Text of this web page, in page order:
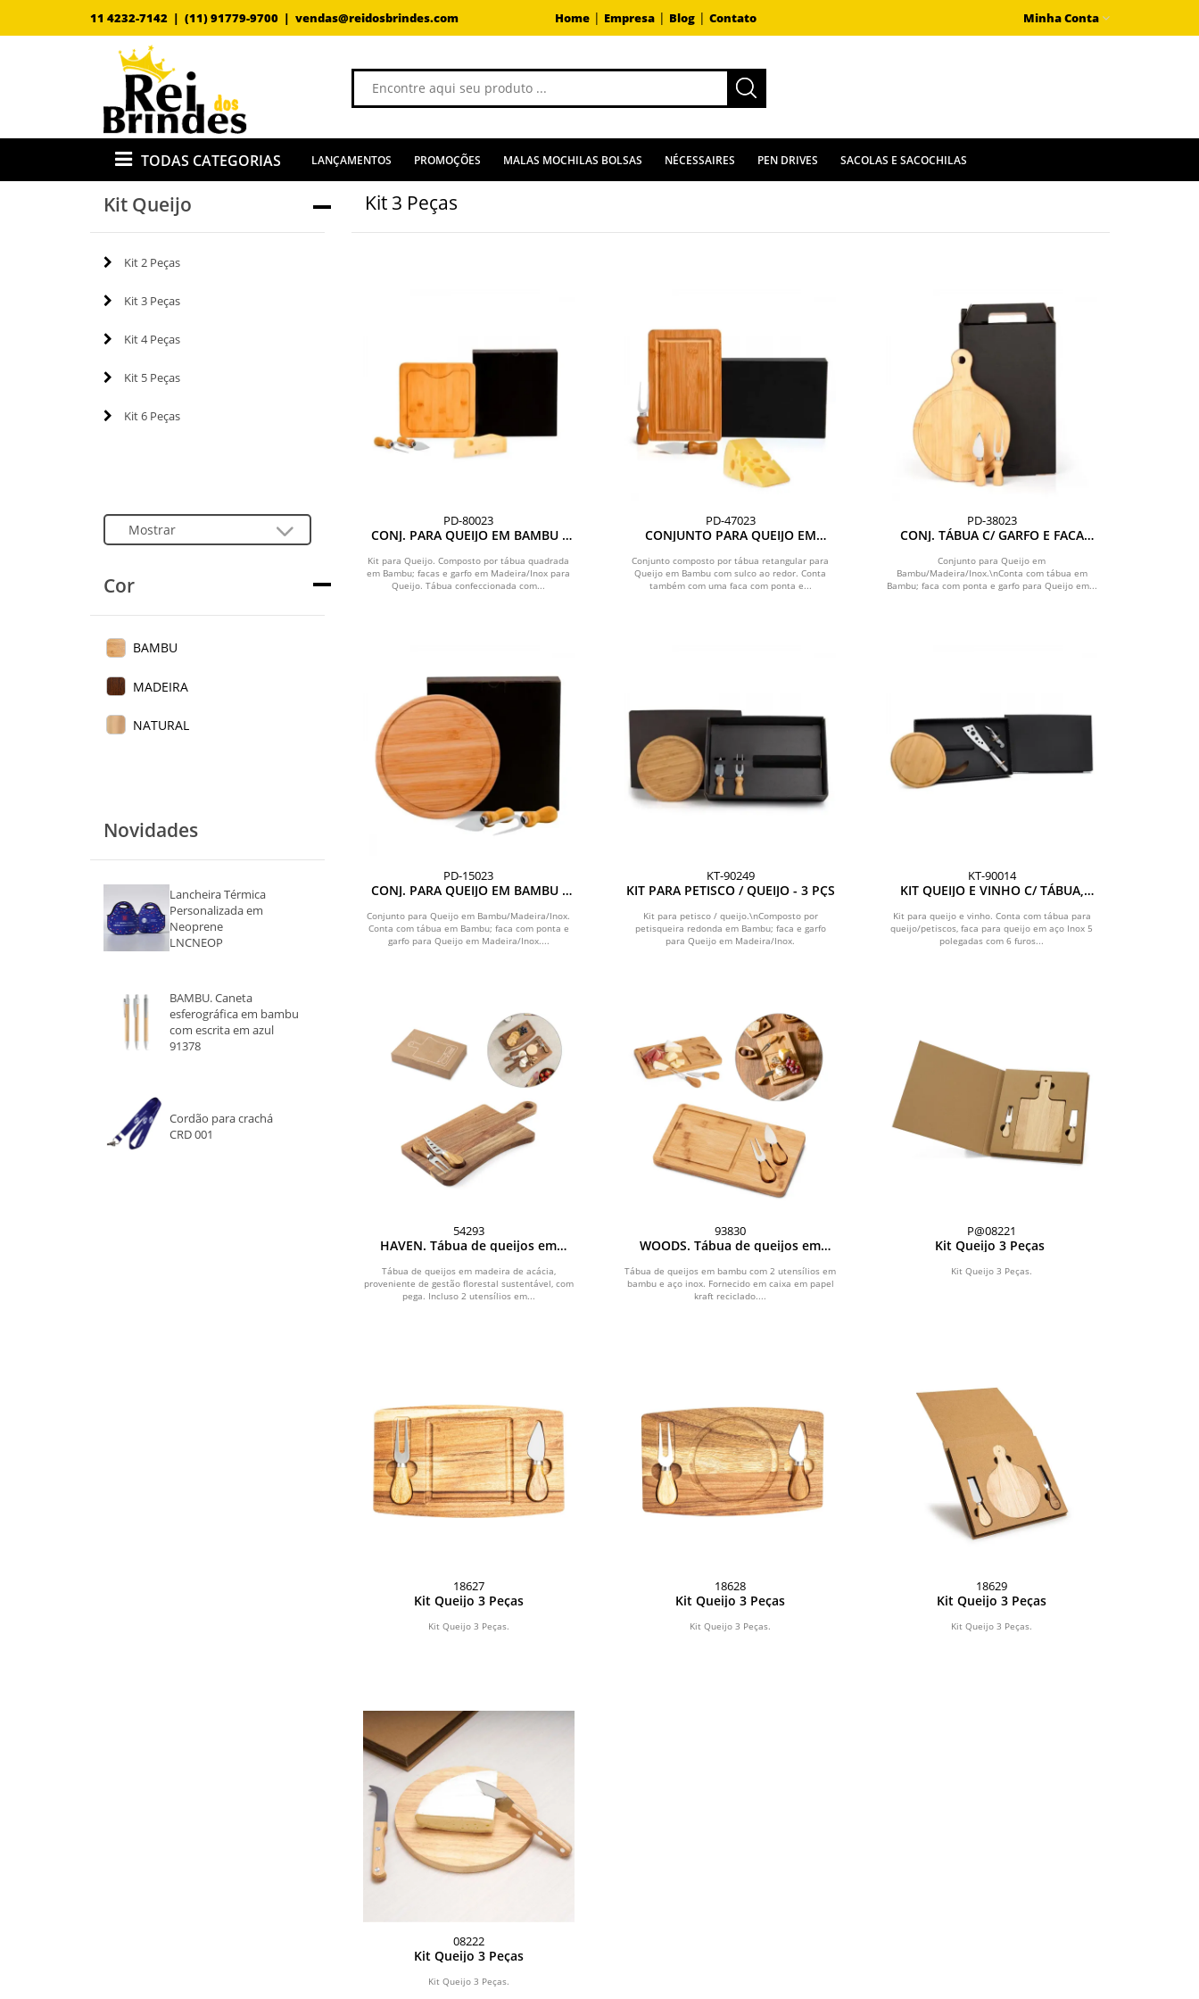
11 4232-7142 | (11) 91779-9700 | vendas@reidosbrindes.com Home| Empresa| Blog| Contato Minha Conta
TODAS CATEGORIAS LANÇAMENTOS PROMOÇÕES MALAS MOCHILAS BOLSAS NÉCESSAIRES PEN DRIVES SACOLAS E SACOCHILAS
Kit Queijo
Kit 2 Peças
Kit 3 Peças
Kit 4 Peças
Kit 5 Peças
Kit 6 Peças
Cor
BAMBU
MADEIRA
NATURAL
Novidades
Lancheira Térmica
Personalizada em
Neoprene
LNCNEOP
BAMBU. Caneta
esferográfica em bambu
com escrita em azul
91378
Cordão para crachá
CRD 001
Kit 3 Peças
PD-80023
CONJ. PARA QUEIJO EM BAMBU /
Kit para Queijo. Composto por tábua quadrada
em Bambu; facas e garfo em Madeira/Inox para
Queijo. Tábua confeccionada com...
PD-47023
CONJUNTO PARA QUEIJO EM
Conjunto composto por tábua retangular para
Queijo em Bambu com sulco ao redor. Conta
também com uma faca com ponta e...
PD-38023
CONJ. TÁBUA C/ GARFO E FACA
Conjunto para Queijo em
Bambu/Madeira/Inox.\nConta com tábua em
Bambu; faca com ponta e garfo para Queijo em...
PD-15023
CONJ. PARA QUEIJO EM BAMBU /
Conjunto para Queijo em Bambu/Madeira/Inox.
Conta com tábua em Bambu; faca com ponta e
garfo para Queijo em Madeira/Inox....
KT-90249
KIT PARA PETISCO / QUEIJO - 3 PÇS
Kit para petisco / queijo.\nComposto por
petisqueira redonda em Bambu; faca e garfo
para Queijo em Madeira/Inox.
KT-90014
KIT QUEIJO E VINHO C/ TÁBUA,
Kit para queijo e vinho. Conta com tábua para
queijo/petiscos, faca para queijo em aço Inox 5
polegadas com 6 furos...
54293
HAVEN. Tábua de queijos em
utensílios em madeira de acácia e
aço inox
Tábua de queijos em madeira de acácia,
proveniente de gestão florestal sustentável, com
pega. Incluso 2 utensílios em...
93830
WOODS. Tábua de queijos em
bambu e aço inox
Tábua de queijos em bambu com 2 utensílios em
bambu e aço inox. Fornecido em caixa em papel
kraft reciclado....
P@08221
Kit Queijo 3 Peças
Kit Queijo 3 Peças.
18627
Kit Queijo 3 Peças
Kit Queijo 3 Peças.
18628
Kit Queijo 3 Peças
Kit Queijo 3 Peças.
18629
Kit Queijo 3 Peças
Kit Queijo 3 Peças.
08222
Kit Queijo 3 Peças
Kit Queijo 3 Peças.